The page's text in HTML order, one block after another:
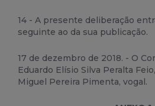
14 - A presente deliberação
seguinte ao da sua publicação.
17 de dezembro de 2018. - O
Eduardo Elísio Silva Peralta
Miguel Pereira Pimenta, vogal.